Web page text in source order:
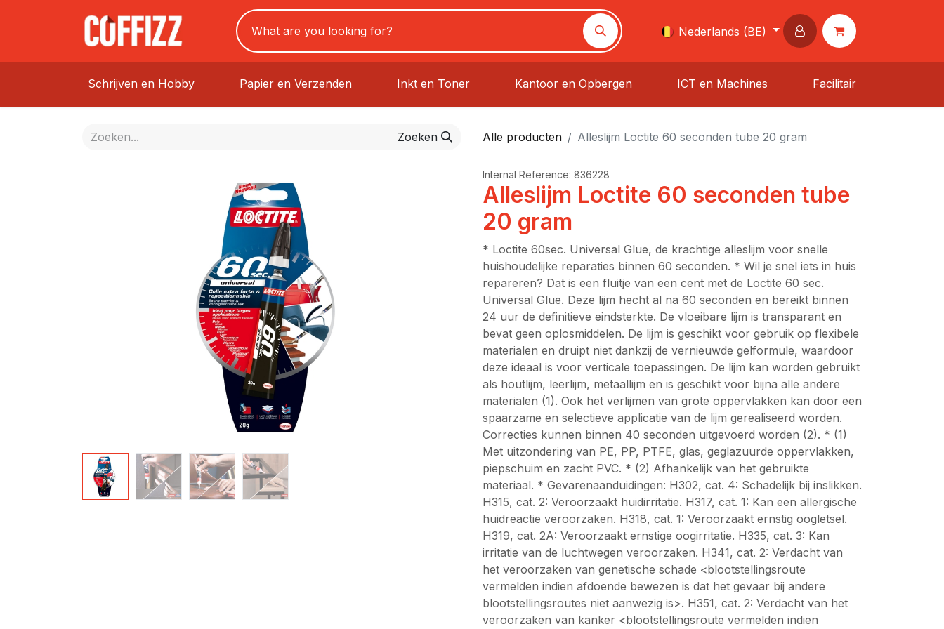
Nederlands (BE)
Schrijven en Hobby Papier en Verzenden Inkt en Toner Kantoor en Opbergen ICT en Machines Facilitair
Zoeken Alle producten Alleslijm Loctite 60 seconden tube 20 gram
Internal Reference: 836228
Alleslijm Loctite 60 seconden tube
20 gram
* Loctite 60sec. Universal Glue, de krachtige alleslijm voor snelle
huishoudelijke reparaties binnen 60 seconden. * Wil je snel iets in huis
repareren? Dat is een fluitje van een cent met de Loctite 60 sec.
Universal Glue. Deze lijm hecht al na 60 seconden en bereikt binnen
24 uur de definitieve eindsterkte. De vloeibare lijm is transparant en
bevat geen oplosmiddelen. De lijm is geschikt voor gebruik op flexibele
materialen en druipt niet dankzij de vernieuwde gelformule, waardoor
deze ideaal is voor verticale toepassingen. De lijm kan worden gebruikt
als houtlijm, leerlijm, metaallijm en is geschikt voor bijna alle andere
materialen (1). Ook het verlijmen van grote oppervlakken kan door een
spaarzame en selectieve applicatie van de lijm gerealiseerd worden.
Correcties kunnen binnen 40 seconden uitgevoerd worden (2). * (1)
Met uitzondering van PE, PP, PTFE, glas, geglazuurde oppervlakken,
piepschuim en zacht PVC. * (2) Afhankelijk van het gebruikte
materiaal. * Gevarenaanduidingen: H302, cat. 4: Schadelijk bij inslikken.
H315, cat. 2: Veroorzaakt huidirritatie. H317, cat. 1: Kan een allergische
huidreactie veroorzaken. H318, cat. 1: Veroorzaakt ernstig oogletsel.
H319, cat. 2A: Veroorzaakt ernstige oogirritatie. H335, cat. 3: Kan
irritatie van de luchtwegen veroorzaken. H341, cat. 2: Verdacht van
het veroorzaken van genetische schade <blootstellingsroute
vermelden indien afdoende bewezen is dat het gevaar bij andere
blootstellingsroutes niet aanwezig is>. H351, cat. 2: Verdacht van het
veroorzaken van kanker <blootstellingsroute vermelden indien